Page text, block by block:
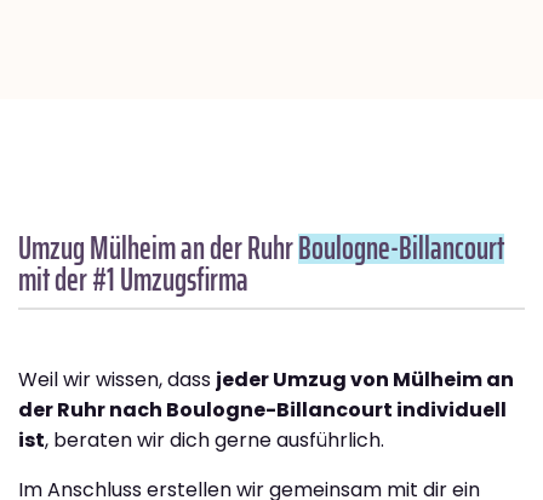
Umzug Mülheim an der RuhrBoulogne-Billancourt
mit der #1 Umzugsfirma
Weil wir wissen, dass jeder Umzug von Mülheim an
der Ruhr nach Boulogne-Billancourt individuell
ist, beraten wir dich gerne ausführlich.
Im Anschluss erstellen wir gemeinsam mit dir ein